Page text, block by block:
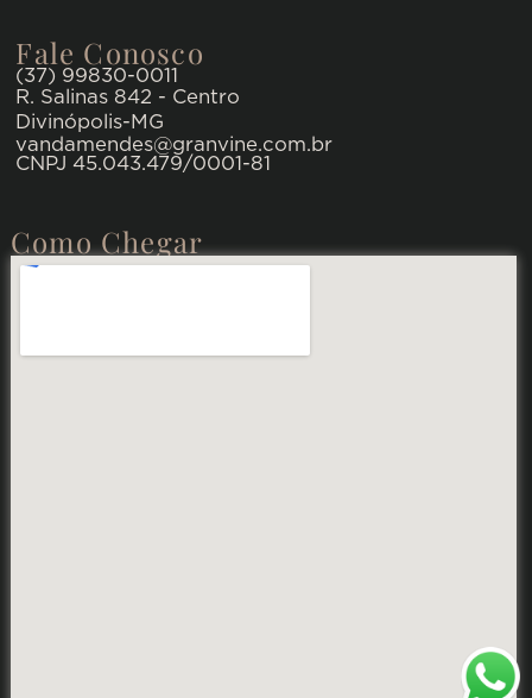
Fale Conosco
(37) 99830-0011
R. Salinas 842 - Centro
Divinópolis-MG
vandamendes@granvine.com.br
CNPJ 45.043.479/0001-81
Como Chegar